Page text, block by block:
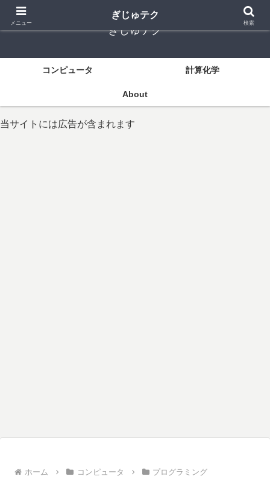
ぎじゅテク
コンピュータ 計算化学
About
当サイトには広告が含まれます
ホーム コンピュータ プログラミング
メニュー
ぎじゅテク
検索